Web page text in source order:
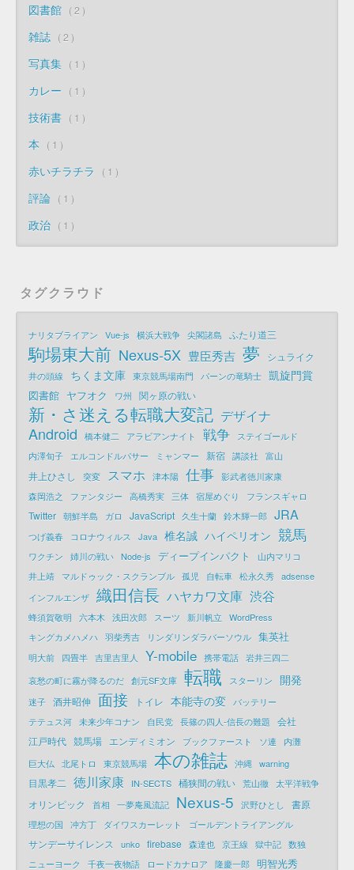
図書館 2
雑誌 2
写真集 1
カレー 1
技術書 1
本 1
赤いチラチラ 1
評論 1
政治 1
タグクラウド
ナリタブライアン Vue-js 横浜大戦争 尖閣諸島 ふたり道三
駒場東大前 Nexus-5X 豊臣秀吉 夢 シュライク
井の頭線 ちくま文庫 東京競馬場南門 パーンの竜騎士 凱旋門賞
図書館 ヤフオク ワ州 関ヶ原の戦い
新・さ迷える転職大変記 デザイナ
Android 橋本健二 アラビアンナイト 戦争
ステイゴールド
内澤旬子
エルコンドルパサー ミャンマー 新宿 講談社 富山
井上ひさし 突変 スマホ 津本陽 仕事 影武者徳川家康
森岡浩之
ファンタジー 高橋秀実 三体 宿屋めぐり フランスギャロ
Twitter 朝鮮半島 ガロ JavaScript 久生十蘭 鈴木輝一郎 JRA
つげ義春 コロナウィルス Java 椎名誠 ハイペリオン 競馬
ワクチン 姉川の戦い Node-js ディープインパクト
山内マリコ
井上靖
マルドゥック・スクランブル 孤児 自転車 松永久秀 adsense
インフルエンザ 織田信長 ハヤカワ文庫 渋谷
蜂須賀敬明 六本木 浅田次郎 スーツ 新川帆立
WordPress
キングカメハメハ 羽柴秀吉 リンダリンダラバーソウル 集英社
明大前 四畳半 吉里吉里人 Y-mobile 携帯電話 岩井三四二
哀愁の町に霧が降るのだ 創元SF文庫 転職 スターリン 開発
迷子 酒井昭伸 面接 トイレ 本能寺の変
バッテリー
テテュス河 未来少年コナン 自民党 長篠の四人-信長の難題
会社
江戸時代 競馬場 エンディミオン ブックファースト ソ連
内灘
巨大仏
北尾トロ 東京競馬場 本の雑誌 沖縄 warning
目黒孝二 徳川家康 IN-SECTS 桶狭間の戦い 荒山徹 太平洋戦争
オリンピック 首相 一夢庵風流記 Nexus-5 沢野ひとし 書原
理想の国 冲方丁 ダイワスカーレット ゴールデントライアングル
サンデーサイレンス unko firebase 森達也 京王線 獄中記 数独
ニューヨーク
千夜一夜物語 ロードカナロア 隆慶一郎 明智光秀